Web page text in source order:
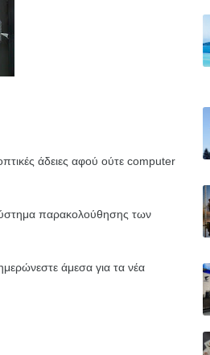
άδειες αφού ούτε computer
παρακολούθησης των
άμεσα για τα νέα